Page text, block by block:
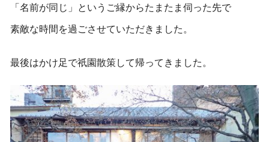
「名前が同じ」というご縁からたまたま伺った先で
素敵な時間を過ごさせていただきました。
最後はかけ足で祇園散策して帰ってきました。